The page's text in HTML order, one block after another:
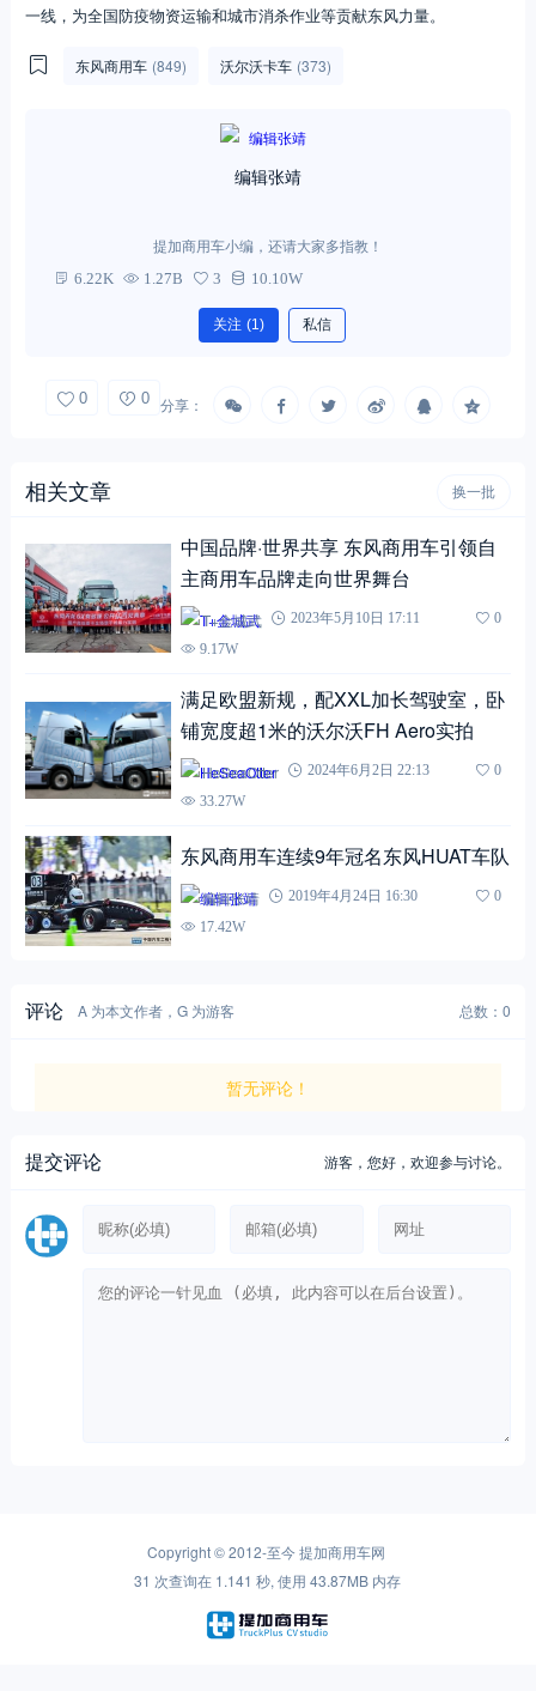
一线，为全国防疫物资运输和城市消杀作业等贡献东风力量。
东风商用车 (849) 沃尔沃卡车 (373)
编辑张靖
提加商用车小编，还请大家多指教！
6.22K 1.27B 3 10.10W
关注 (1) 私信
0 0 分享：
相关文章 换一批
中国品牌·世界共享 东风商用车引领自
主商用车品牌走向世界舞台
T+金城武 2023年5月10日 17:11
0
9.17W
满足欧盟新规，配XXL加长驾驶室，卧
铺宽度超1米的沃尔沃FH Aero实拍
HeSeaOtter 2024年6月2日 22:13
0
33.27W
东风商用车连续9年冠名东风HUAT车队
编辑张靖 2019年4月24日 16:30
0
17.42W
评论 A 为本文作者，G 为游客 总数：0
暂无评论！
提交评论 游客，您好，欢迎参与讨论。
Copyright © 2012-至今提加商用车网
31 次查询在 1.141 秒, 使用 43.87MB 内存